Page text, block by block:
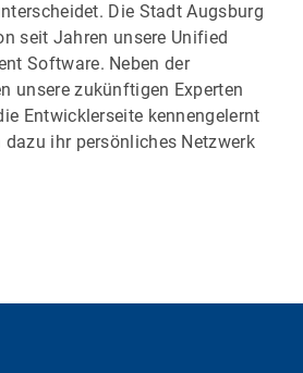
Die Stadt Augsburg
seit Jahren unsere Unified
Software. Neben der
unsere zukünftigen Experten
Entwicklerseite kennengelernt
ihr persönliches Netzwerk